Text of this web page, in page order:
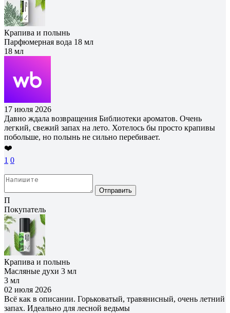
Крапива и полынь
Парфюмерная вода 18 мл
18 мл
17 июля 2026
Давно ждала возвращения Библиотеки ароматов. Очень
легкий, свежий запах на лето. Хотелось бы просто крапивы
побольше, но полынь не сильно перебивает.
❤️
1 0
Отправить
П
Покупатель
Крапива и полынь
Масляные духи 3 мл
3 мл
02 июля 2026
Всё как в описании. Горьковатый, травянисный, очень летний
запах. Идеально для лесной ведьмы